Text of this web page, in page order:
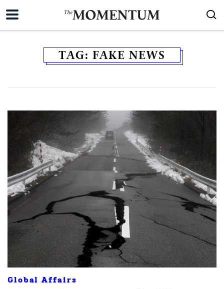
TAG: FAKE NEWS
Global Affairs